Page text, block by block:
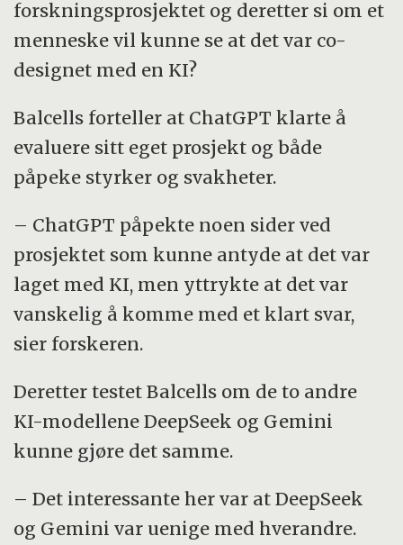
forskningsprosjektet og deretter si om et
menneske vil kunne se at det var co-
designet med en KI?
Balcells forteller at ChatGPT klarte å
evaluere sitt eget prosjekt og både
påpeke styrker og svakheter.
– ChatGPT påpekte noen sider ved
prosjektet som kunne antyde at det var
laget med KI, men yttrykte at det var
vanskelig å komme med et klart svar,
sier forskeren.
Deretter testet Balcells om de to andre
KI-modellene DeepSeek og Gemini
kunne gjøre det samme.
– Det interessante her var at DeepSeek
og Gemini var uenige med hverandre.